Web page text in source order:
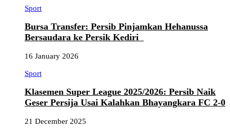
Sport
Bursa Transfer: Persib Pinjamkan Hehanussa
Bersaudara ke Persik Kediri
16 January 2026
Sport
Klasemen Super League 2025/2026: Persib Naik
Geser Persija Usai Kalahkan Bhayangkara FC 2-0
21 December 2025